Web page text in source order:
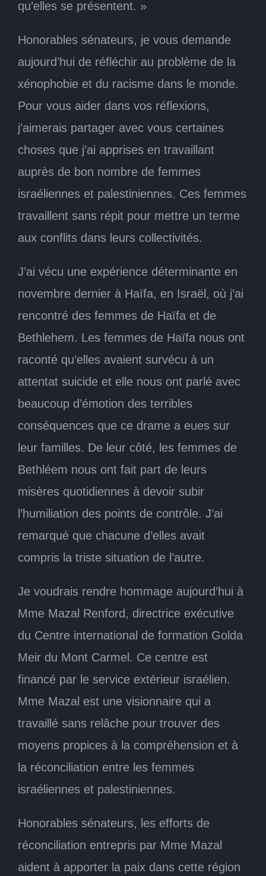
qu’elles se présentent. »
Honorables sénateurs, je vous demande
aujourd’hui de réfléchir au problème de la
xénophobie et du racisme dans le monde.
Pour vous aider dans vos réflexions,
j’aimerais partager avec vous certaines
choses que j’ai apprises en travaillant
auprès de bon nombre de femmes
israéliennes et palestiniennes. Ces femmes
travaillent sans répit pour mettre un terme
aux conflits dans leurs collectivités.
J’ai vécu une expérience déterminante en
novembre dernier à Haïfa, en Israël, où j’ai
rencontré des femmes de Haïfa et de
Bethlehem. Les femmes de Haïfa nous ont
raconté qu’elles avaient survécu à un
attentat suicide et elle nous ont parlé avec
beaucoup d’émotion des terribles
conséquences que ce drame a eues sur
leur familles. De leur côté, les femmes de
Bethléem nous ont fait part de leurs
misères quotidiennes à devoir subir
l’humiliation des points de contrôle. J’ai
remarqué que chacune d’elles avait
compris la triste situation de l’autre.
Je voudrais rendre hommage aujourd’hui à
Mme Mazal Renford, directrice exécutive
du Centre international de formation Golda
Meir du Mont Carmel. Ce centre est
financé par le service extérieur israélien.
Mme Mazal est une visionnaire qui a
travaillé sans relâche pour trouver des
moyens propices à la compréhension et à
la réconciliation entre les femmes
israéliennes et palestiniennes.
Honorables sénateurs, les efforts de
réconciliation entrepris par Mme Mazal
aident à apporter la paix dans cette région